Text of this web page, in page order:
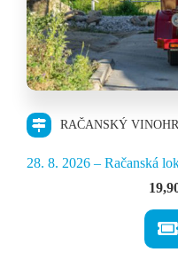
RAČANSKÝ
28. 8. 2026 – Račanská